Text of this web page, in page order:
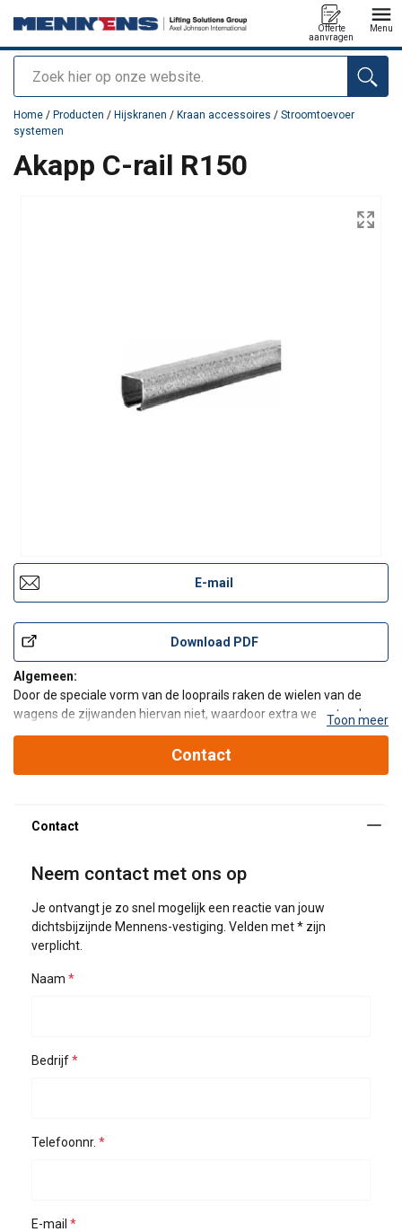
Zoeken
Offerte
aanvragen
Menu
toegevoegd aan uw offerte
Home / Producten / Hijskranen / Kraan accessoires / Stroomtoevoer
systemen
Akapp C-rail R150
E-mail
Download PDF
Algemeen:
Door de speciale vorm van de looprails raken de wielen van de
wagens de zijwanden hiervan niet, waardoor extra weerstand en
slijtage worden voorkomen. Door de speciale vorm is de looprail
ook geschikt voor installaties in vochtige (buiten) of in stoffige
omgevingen. De wielen van de doorr
Toon meer
Contact
Neem contact met ons op
Je ontvangt je zo snel mogelijk een reactie van jouw
dichtsbijzijnde Mennens-vestiging. Velden met * zijn
verplicht.
Naam
Bedrijf
Telefoonnr.
E-mail